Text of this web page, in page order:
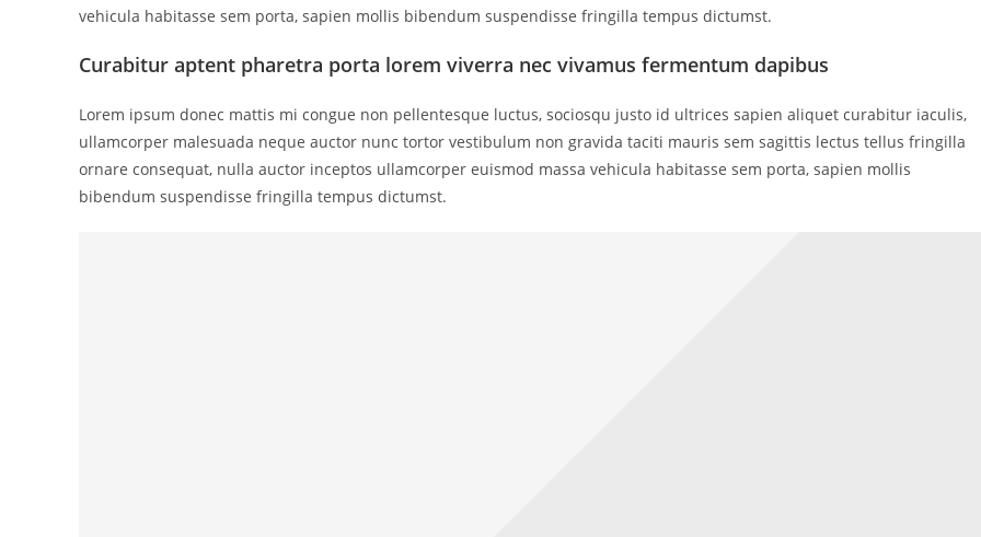
vehicula habitasse sem porta, sapien mollis bibendum suspendisse fringilla tempus dictumst.
Curabitur aptent pharetra porta lorem viverra nec vivamus fermentum dapibus
Lorem ipsum donec mattis mi congue non pellentesque luctus, sociosqu justo id ultrices sapien aliquet curabitur iaculis,
ullamcorper malesuada neque auctor nunc tortor vestibulum non gravida taciti mauris sem sagittis lectus tellus fringilla
ornare consequat, nulla auctor inceptos ullamcorper euismod massa vehicula habitasse sem porta, sapien mollis
bibendum suspendisse fringilla tempus dictumst.